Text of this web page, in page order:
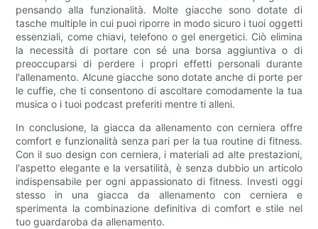
pensando alla funzionalità. Molte giacche sono dotate di
tasche multiple in cui puoi riporre in modo sicuro i tuoi oggetti
essenziali, come chiavi, telefono o gel energetici. Ciò elimina
la necessità di portare con sé una borsa aggiuntiva o di
preoccuparsi di perdere i propri effetti personali durante
l'allenamento. Alcune giacche sono dotate anche di porte per
le cuffie, che ti consentono di ascoltare comodamente la tua
musica o i tuoi podcast preferiti mentre ti alleni.
In conclusione, la giacca da allenamento con cerniera offre
comfort e funzionalità senza pari per la tua routine di fitness.
Con il suo design con cerniera, i materiali ad alte prestazioni,
l'aspetto elegante e la versatilità, è senza dubbio un articolo
indispensabile per ogni appassionato di fitness. Investi oggi
stesso in una giacca da allenamento con cerniera e
sperimenta la combinazione definitiva di comfort e stile nel
tuo guardaroba da allenamento.